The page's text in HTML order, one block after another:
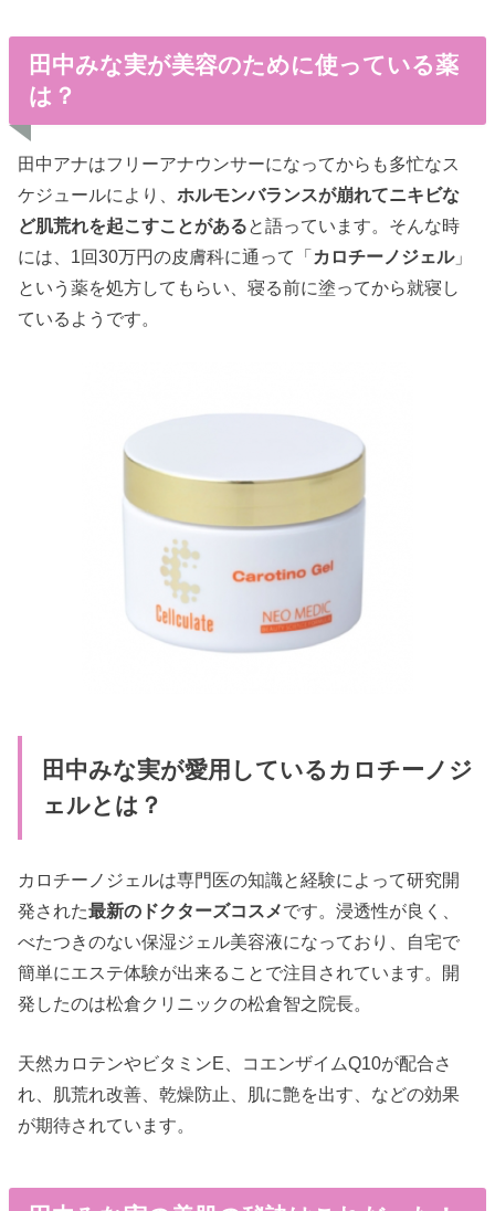
田中みな実が美容のために使っている薬
は？
田中アナはフリーアナウンサーになってからも多忙なス
ケジュールにより、 ホルモンバランスが崩れてニキビな
ど肌荒れを起こすことがある と語っています。そんな時
には、1回30万円の皮膚科に通って「カロチーノジェル」
という薬を処方してもらい、寝る前に塗ってから就寝し
ているようです。
田中みな実が愛用しているカロチーノジ
ェルとは？
カロチーノジェルは専門医の知識と経験によって研究開
発された最新のドクターズコスメです。浸透性が良く、
べたつきのない保湿ジェル美容液になっており、自宅で
簡単にエステ体験が出来ることで注目されています。開
発したのは松倉クリニックの松倉智之院長。
天然カロテンやビタミンE、コエンザイムQ10が配合さ
れ、肌荒れ改善、乾燥防止、肌に艶を出す、などの効果
が期待されています。